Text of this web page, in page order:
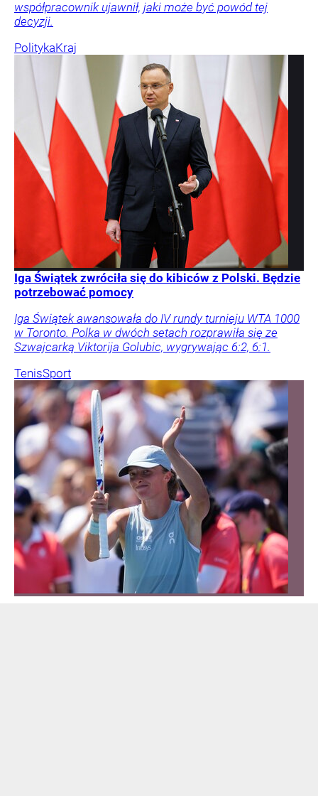
współpracownik ujawnił, jaki może być powód tej
decyzji.
PolitykaKraj
Iga Świątek zwróciła się do kibiców z Polski. Będzie
potrzebować pomocy
Iga Świątek awansowała do IV rundy turnieju WTA 1000
w Toronto. Polka w dwóch setach rozprawiła się ze
Szwajcarką Viktorija Golubic, wygrywając 6:2, 6:1.
TenisSport